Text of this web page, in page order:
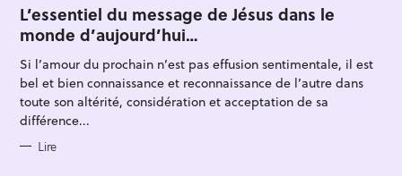
T
E
G
O
I
E
S
L’essentiel du message de Jésus dans le
monde d’aujourd’hui…
Si l’amour du prochain n’est pas effusion sentimentale, il est
bel et bien connaissance et reconnaissance de l’autre dans
toute son altérité, considération et acceptation de sa
différence...
Lire
R
e
c
h
e